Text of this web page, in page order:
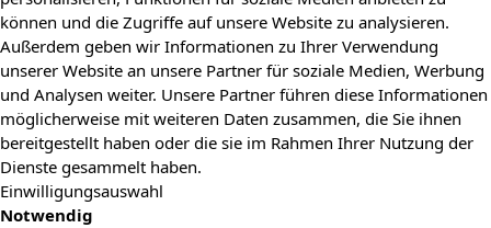
können und die Zugriffe auf unsere Website zu analysieren.
Außerdem geben wir Informationen zu Ihrer Verwendung
unserer Website an unsere Partner für soziale Medien, Werbung
und Analysen weiter. Unsere Partner führen diese Informationen
möglicherweise mit weiteren Daten zusammen, die Sie ihnen
bereitgestellt haben oder die sie im Rahmen Ihrer Nutzung der
Dienste gesammelt haben.
Einwilligungsauswahl
Notwendig